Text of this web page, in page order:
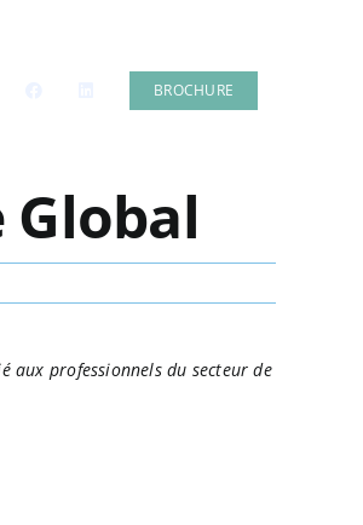
BROCHURE
Global
aux professionnels du secteur de